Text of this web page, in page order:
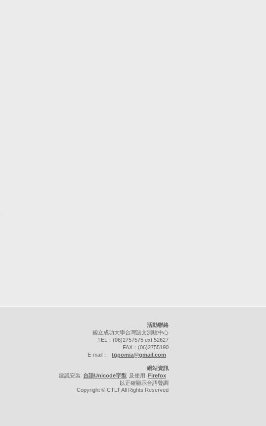
活動聯絡
國立成功大學台灣語文測驗中心
TEL：(06)2757575 ext.52627
FAX：(06)2755190
E-mail：
tgpomia@gmail.com
網站資訊
建議安裝 台語Unicode字型 及使用 Firefox
以正確顯示台語聲調
Copyright © CTLT All Rights Reserved